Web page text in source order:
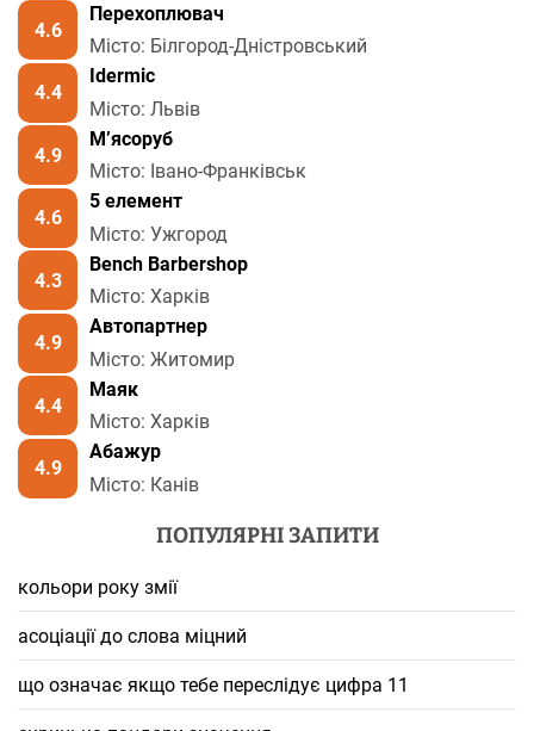
4.6
Перехоплювач
Місто: Білгород-Дністровський
4.4
Idermic
Місто: Львів
4.9
М’ясоруб
Місто: Івано-Франківськ
4.6
5 елемент
Місто: Ужгород
4.3
Bench Barbershop
Місто: Харків
4.9
Автопартнер
Місто: Житомир
4.4
Маяк
Місто: Харків
4.9
Абажур
Місто: Канів
ПОПУЛЯРНІ ЗАПИТИ
кольори року змії
асоціації до слова міцний
що означає якщо тебе переслідує цифра 11